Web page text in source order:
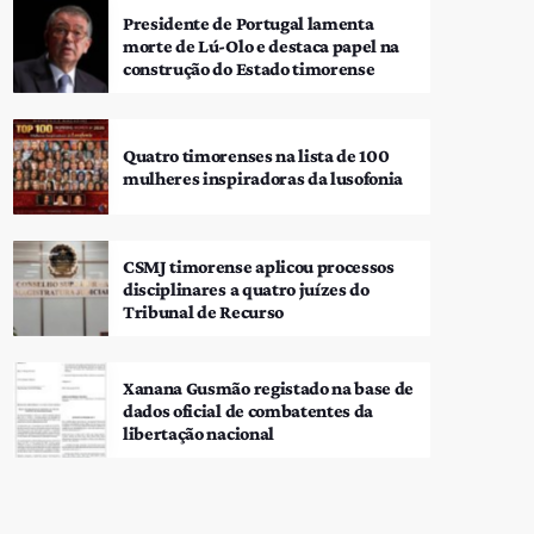
Presidente de Portugal lamenta
morte de Lú-Olo e destaca papel na
construção do Estado timorense
Quatro timorenses na lista de 100
mulheres inspiradoras da lusofonia
CSMJ timorense aplicou processos
disciplinares a quatro juízes do
Tribunal de Recurso
Xanana Gusmão registado na base de
dados oficial de combatentes da
libertação nacional